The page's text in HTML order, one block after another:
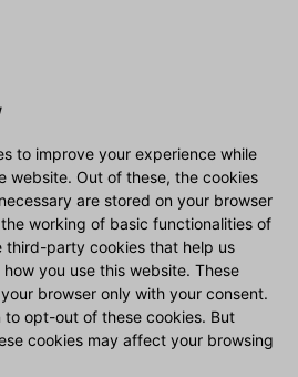
to improve your experience while
website. Out of these, the cookies
are stored on your browser
working of basic functionalities of
third-party cookies that help us
you use this website. These
browser only with your consent.
to opt-out of these cookies. But
cookies may affect your browsing